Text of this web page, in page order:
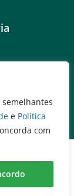
semelhantes
e Política
com
ao Cidadão